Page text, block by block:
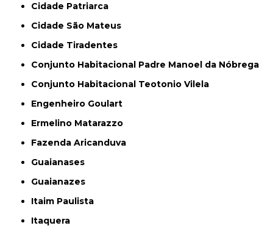
Cidade Patriarca
Cidade São Mateus
Cidade Tiradentes
Conjunto Habitacional Padre Manoel da Nóbrega
Conjunto Habitacional Teotonio Vilela
Engenheiro Goulart
Ermelino Matarazzo
Fazenda Aricanduva
Guaianases
Guaianazes
Itaim Paulista
Itaquera